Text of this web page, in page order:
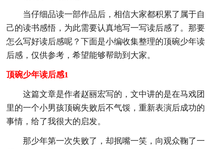
当仔细品读一部作品后，相信大家都积累了属于自
己的读书感悟，为此需要认真地写一写读后感了。那要
怎么写好读后感呢？下面是小编收集整理的顶碗少年读
后感，仅供参考，希望能够帮助到大家。
顶碗少年读后感1
这篇文章是作者赵丽宏写的，文中讲的是在马戏团
里的一个小男孩顶碗失败后不气馁，重新表演后成功的
事情，给了我很大的启发。
那少年第一次失败了，却抿嘴一笑，向观众鞠了一